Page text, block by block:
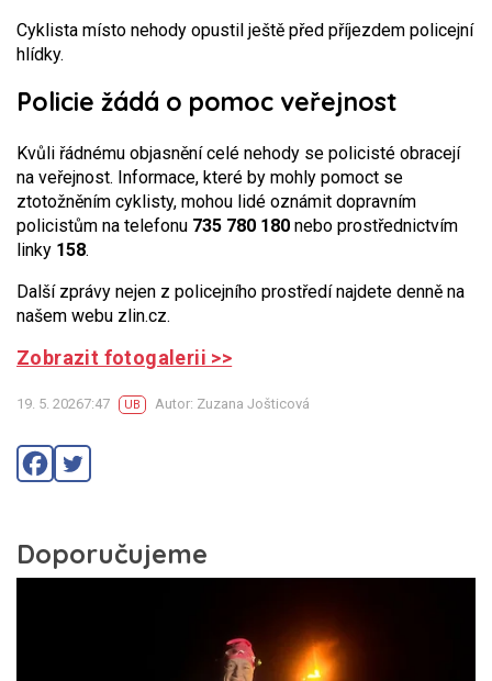
Cyklista místo nehody opustil ještě před příjezdem policejní
hlídky.
Policie žádá o pomoc veřejnost
Kvůli řádnému objasnění celé nehody se policisté obracejí
na veřejnost. Informace, které by mohly pomoct se
ztotožněním cyklisty, mohou lidé oznámit dopravním
policistům na telefonu 735 780 180 nebo prostřednictvím
linky 158.
Další zprávy nejen z policejního prostředí najdete denně na
našem webu zlin.cz.
Zobrazit fotogalerii >>
19. 5. 20267:47 UB Autor: Zuzana Jošticová